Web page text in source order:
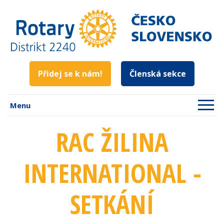
Přidej se k nám! Členská sekce
Menu
RAC ŽILINA
INTERNATIONAL -
SETKÁNÍ